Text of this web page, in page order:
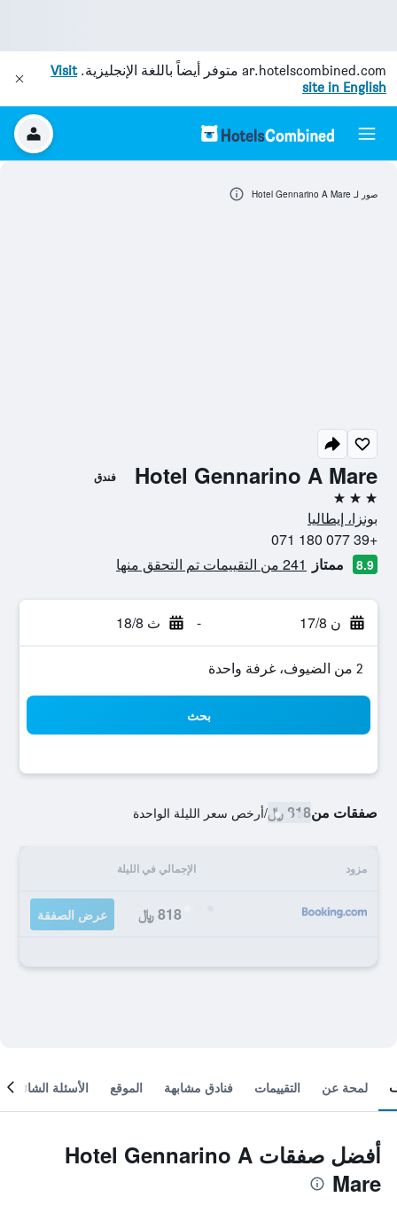
ar.hotelscombined.com متوفر أيضاً باللغة الإنجليزية.Visit
site in English
Hotel Gennarino A Mare فندق
3 نجوم
بونزا، إيطاليا
+39 077 180 071
8.9 ممتاز 241 من التقييمات تم التحقق منها
ن 17/8 - ث 18/8
2 من الضيوف، غرفة واحدة
بحث
صفقات من818 ﷼ /أرخص سعر الليلة الواحدة
مزود الإجمالي في الليلة
818 ﷼ عرض الصفقة
صور لـ Hotel Gennarino A Mare
لمحة عن التقييمات فنادق مشابهة الموقع الأسئلة الشائعة
أفضل صفقات Hotel Gennarino A
Mare